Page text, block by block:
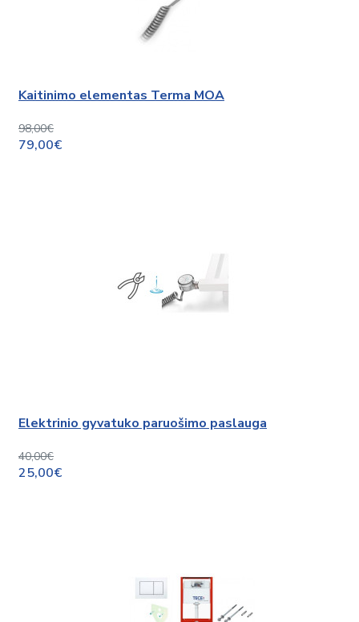
Kaitinimo elementas Terma MOA
98,00€
79,00€
Elektrinio gyvatuko paruošimo paslauga
40,00€
25,00€